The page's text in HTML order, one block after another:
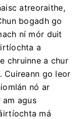
atreoraithe,
bogadh go
ní mór duit
a
chruinne a chur
Cuireann go leor
nó ar
agus
má